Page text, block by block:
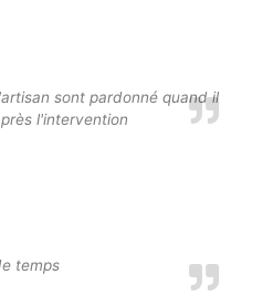
sont pardonné quand il
l'intervention
temps